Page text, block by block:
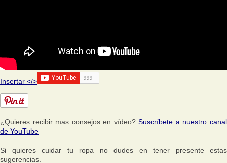
Insertar </>
¿Quieres recibir mas consejos en vídeo?Suscríbete a nuestro canal
de YouTube
Si quieres cuidar tu ropa no dudes en tener presente estas
sugerencias.